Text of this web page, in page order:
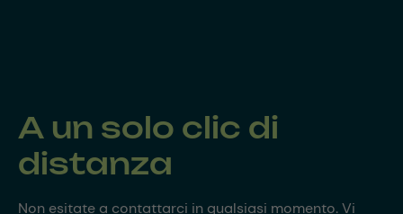
A un solo clic di
distanza
Non esitate a contattarci in qualsiasi momento. Vi